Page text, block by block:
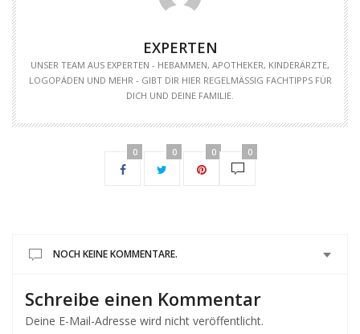
EXPERTEN
UNSER TEAM AUS EXPERTEN - HEBAMMEN, APOTHEKER, KINDERÄRZTE,
LOGOPÄDEN UND MEHR - GIBT DIR HIER REGELMÄSSIG FACHTIPPS FÜR D
ICH UND DEINE FAMILIE.
0 0 0 0
NOCH KEINE KOMMENTARE.
Schreibe einen Kommentar
Deine E-Mail-Adresse wird nicht veröffentlicht.